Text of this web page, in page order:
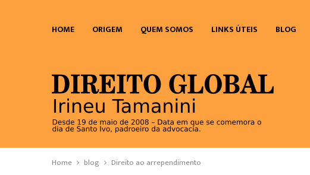
HOME ORIGEM QUEM SOMOS LINKS ÚTEIS BLOG
Home blog Direito ao arrependimento